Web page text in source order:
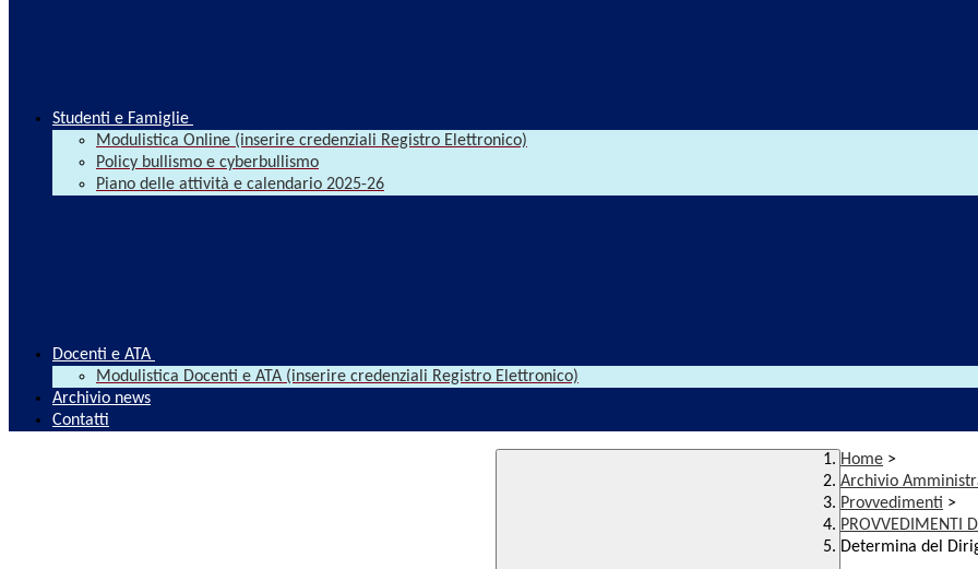
Studenti e Famiglie
Modulistica Online (inserire credenziali Registro Elettronico)
Policy bullismo e cyberbullismo
Piano delle attività e calendario 2025-26
Docenti e ATA
Modulistica Docenti e ATA (inserire credenziali Registro Elettronico)
Archivio news
Contatti
Home >
Archivio
Provvedimenti >
PROVVEDIMENTI
Determina del